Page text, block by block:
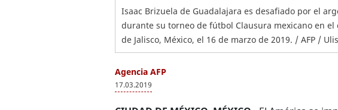
Isaac Brizuela de Guadalajara es desafiado por el
durante su torneo de fútbol Clausura mexicano en
de Jalisco, México, el 16 de marzo de 2019. / AFP /
Agencia AFP
17.03.2019